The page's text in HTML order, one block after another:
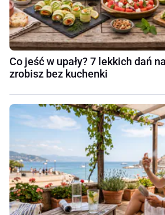
Co jeść w upały? 7 lekkich dań
zrobisz bez kuchenki